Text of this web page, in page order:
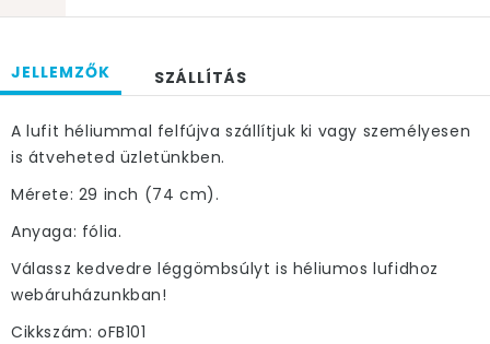
JELLEMZŐK SZÁLLÍTÁS
A lufit héliummal felfújva szállítjuk ki vagy személyesen
is átveheted üzletünkben.
Mérete: 29 inch (74 cm).
Anyaga: fólia.
Válassz kedvedre léggömbsúlyt is héliumos lufidhoz
webáruházunkban!
Cikkszám: oFB101